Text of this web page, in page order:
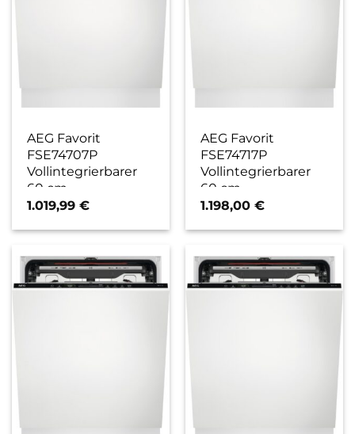
AEG Favorit
FSE74707P
Vollintegrierbarer
60 cm
Geschirrspüler / C
1.019,99€
AEG Favorit
FSE74717P
Vollintegrierbarer
60 cm
Geschirrspüler / C
1.198,00€